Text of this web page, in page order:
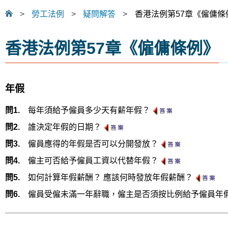
> 勞工法例 > 疑問解答 > 香港法例第57章《僱傭條
香港法例第57章《僱傭條例》
年假
問1.
每年須給予僱員多少天有薪年假？
問2.
誰決定年假的日期？
問3.
僱員應得的年假是否可以分開發放？
問4.
僱主可否給予僱員工資以代替年假？
問5.
如何計算年假薪酬？ 應該何時發放年假薪酬？
問6.
僱員受僱未滿一年辭職，僱主是否須按比例給予僱員年